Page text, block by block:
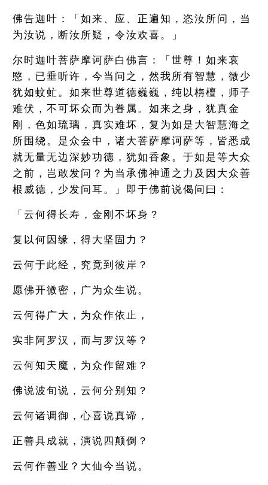
佛告迦叶：「如来、应、正遍知，恣汝所问，当
为汝说，断汝所疑，令汝欢喜。」
尔时迦叶菩萨摩诃萨白佛言：「世尊！如来哀
愍，已垂听许，今当问之，然我所有智慧，微少
犹如蚊虻。如来世尊道德巍巍，纯以栴檀，师子
难伏，不可坏众而为眷属。如来之身，犹真金
刚，色如琉璃，真实难坏，复为如是大智慧海之
所围绕。是众会中，诸大菩萨摩诃萨等，皆悉成
就无量无边深妙功德，犹如香象。于如是等大众
之前，岂敢发问？为当承佛神通之力及因大众善
根威德，少发问耳。」即于佛前说偈问曰：
「云何得长寿，金刚不坏身？
复以何因缘，得大坚固力？
云何于此经，究竟到彼岸？
愿佛开微密，广为众生说。
云何得广大，为众作依止，
实非阿罗汉，而与罗汉等？
云何知天魔，为众作留难？
佛说波旬说，云何分别知？
云何诸调御，心喜说真谛，
正善具成就，演说四颠倒？
云何作善业？大仙今当说。